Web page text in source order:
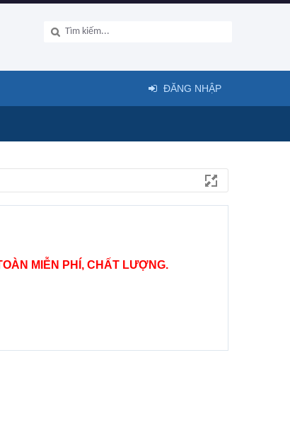
MIỄN PHÍ, CHẤT LƯỢNG.
ĐĂNG NHẬP